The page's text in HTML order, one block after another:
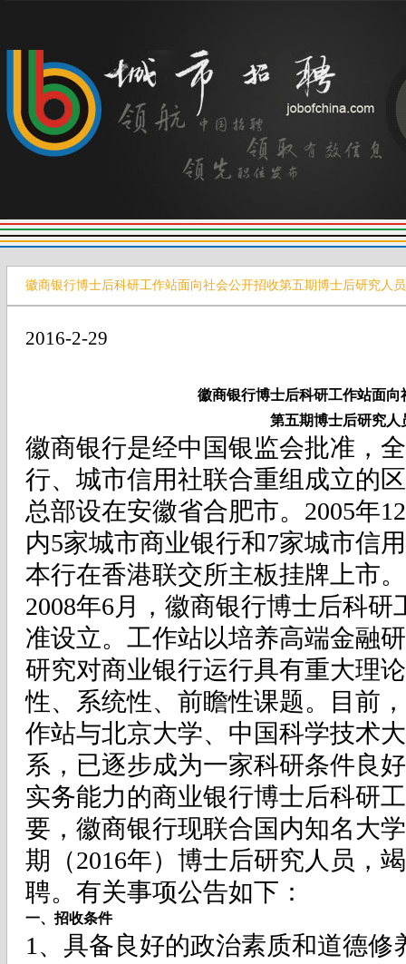
徽商银行博士后科研工作站面向社会公开招收第五期博士后研究人员
2016-2-29
徽商银行博士后科研工作站面向
第五期博士后研究人
徽商银行是经中国银监会批准，
行、城市信用社联合重组成立的
总部设在安徽省合肥市。2005年
内5家城市商业银行和7家城市信
本行在香港联交所主板挂牌上市。
2008年6月，徽商银行博士后科
准设立。工作站以培养高端金融
研究对商业银行运行具有重大理
性、系统性、前瞻性课题。目前
作站与北京大学、中国科学技术
系，已逐步成为一家科研条件良
实务能力的商业银行博士后科研
要，徽商银行现联合国内知名大
期（2016年）博士后研究人员，
聘。有关事项公告如下：
一、招收条件
1、具备良好的政治素质和道德修